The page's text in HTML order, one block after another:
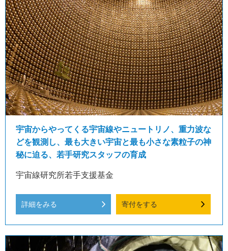
宇宙からやってくる宇宙線やニュートリノ、重力波な
どを観測し、最も大きい宇宙と最も小さな素粒子の神
秘に迫る、若手研究スタッフの育成
宇宙線研究所若手支援基金
詳細をみる 寄付をする